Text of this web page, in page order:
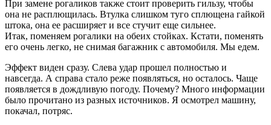
При замене рогаликов также стоит проверить гильзу, чтобы
она не расплющилась. Втулка слишком туго сплющена гайкой
штока, она ее расширяет и все стучит еще сильнее.
Итак, поменяем рогалики на обеих стойках. Кстати, поменять
его очень легко, не снимая багажник с автомобиля. Мы едем.
Эффект виден сразу. Слева удар прошел полностью и
навсегда. А справа стало реже появляться, но осталось. Чаще
появляется в дождливую погоду. Почему? Много информации
было прочитано из разных источников. Я осмотрел машину,
покачал, потряс.